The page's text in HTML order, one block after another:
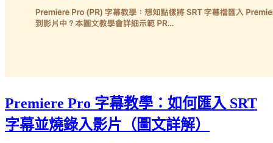
Premiere Pro 字幕教學：如何匯入 SRT
字幕並燒錄入影片（圖文詳解）